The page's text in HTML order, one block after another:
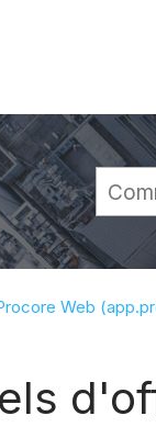
hiérarchie
Web